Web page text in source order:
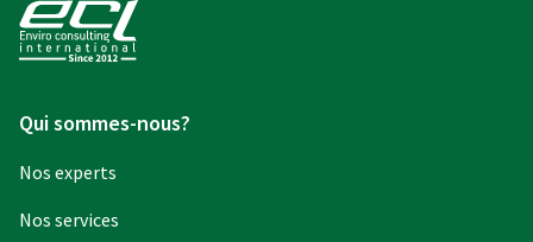
Qui sommes-nous?
Nos experts
Nos services